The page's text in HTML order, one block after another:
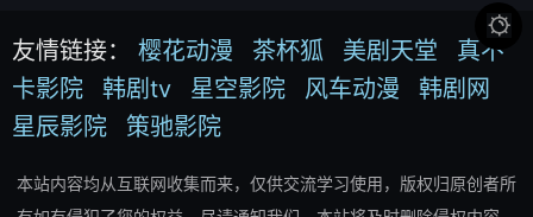
友情链接： 樱花动漫 茶杯狐 美剧天堂
真不
卡影院
韩剧tv 星空影院 风车动漫
韩剧网
星辰影院
策驰影院
本站内容均从互联网收集而来，仅供交流学习使用，版权归原创者所
